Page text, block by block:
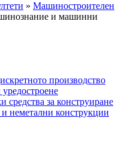
» Машиностроителен
и машинни
производство
средства за конструиране
неметални конструкции